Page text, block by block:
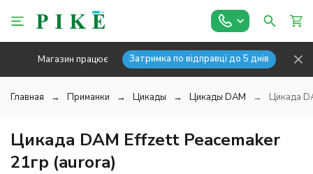
Магазин працює Затримка по відправці до 5 днів
Главная Приманки Цикады Цикады DAM Цикада
Цикада DAM Effzett Peacemaker
21гр (aurora)